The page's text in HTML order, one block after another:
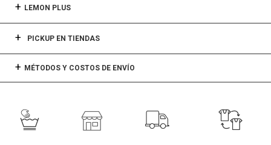
LEMON PLUS
PICKUP EN TIENDAS
MÉTODOS Y COSTOS DE ENVÍO